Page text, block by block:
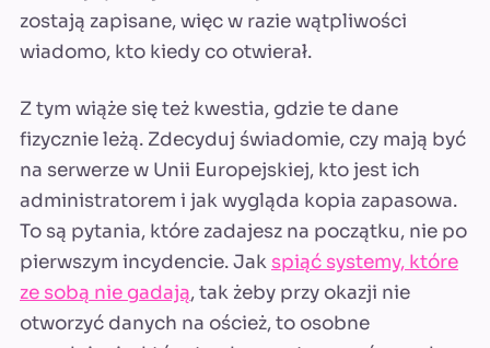
zostają zapisane, więc w razie wątpliwości
wiadomo, kto kiedy co otwierał.
Z tym wiąże się też kwestia, gdzie te dane
fizycznie leżą. Zdecyduj świadomie, czy mają być
na serwerze w Unii Europejskiej, kto jest ich
administratorem i jak wygląda kopia zapasowa.
To są pytania, które zadajesz na początku, nie po
pierwszym incydencie. Jak spiąć systemy, które
ze sobą nie gadają, tak żeby przy okazji nie
otworzyć danych na oścież, to osobne